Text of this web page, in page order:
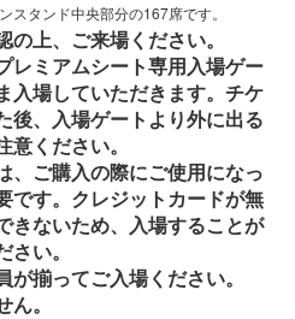
スタンド中央部分の167席です。
の上、ご来場ください。
ミアムシート専用入場ゲー
入場していただきます。チケ
後、入場ゲートより外に出る
ください。
ご購入の際にご使用になっ
です。クレジットカードが無
きないため、入場することが
い。
揃ってご入場ください。
。